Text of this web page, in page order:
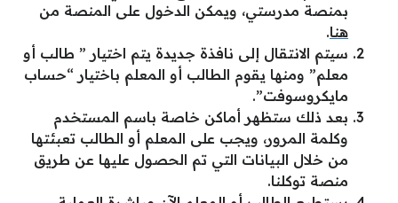
بمنصة مدرستي، ويمكن الدخول على المنصة من
هنا.
سيتم الانتقال إلى نافذة جديدة يتم اختيار ” طالب أو
معلم” ومنها يقوم الطالب أو المعلم باختيار “حساب
مايكروسوفت”.
بعد ذلك ستظهر أماكن خاصة باسم المستخدم
وكلمة المرور، ويجب على المعلم أو الطالب تعبئتها
من خلال البيانات التي تم الحصول عليها عن طريق
منصة توكلنا.